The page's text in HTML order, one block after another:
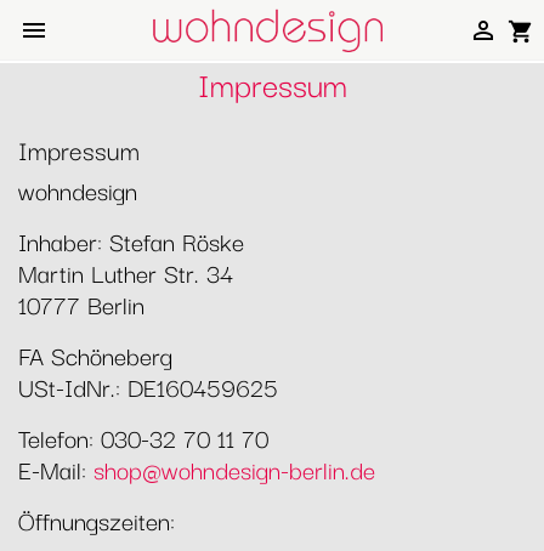
 shopping_cart

Impressum
Impressum
wohndesign
Inhaber: Stefan Röske
Martin Luther Str. 34
10777 Berlin
FA Schöneberg
USt-IdNr.: DE160459625
Telefon: 030-32 70 11 70
E-Mail: shop@wohndesign-berlin.de
Öffnungszeiten: